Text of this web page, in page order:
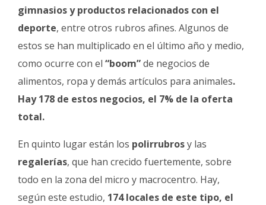
gimnasios y productos relacionados con el
deporte, entre otros rubros afines. Algunos de
estos se han multiplicado en el último año y medio,
como ocurre con el “boom”de negocios de
alimentos, ropa y demás artículos para animales.
Hay 178 de estos negocios, el 7% de la oferta
total.
En quinto lugar están los polirrubrosy las
regalerías, que han crecido fuertemente, sobre
todo en la zona del micro y macrocentro. Hay,
según este estudio, 174 locales de este tipo, el